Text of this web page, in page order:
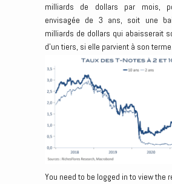
milliards de dollars par mois,
envisagée de 3 ans, soit une
milliards de dollars qui abaisserait
d’un tiers, si elle parvient à son terme.
You need to be logged in to view the